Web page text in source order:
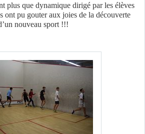
plus que dynamique dirigé par les élèves
ont pu gouter aux joies de la découverte
nouveau sport !!!